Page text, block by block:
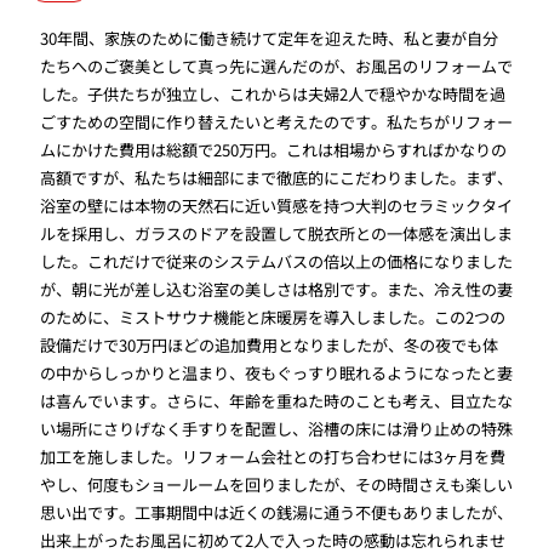
30年間、家族のために働き続けて定年を迎えた時、私と妻が自分
たちへのご褒美として真っ先に選んだのが、お風呂のリフォームで
した。子供たちが独立し、これからは夫婦2人で穏やかな時間を過
ごすための空間に作り替えたいと考えたのです。私たちがリフォー
ムにかけた費用は総額で250万円。これは相場からすればかなりの
高額ですが、私たちは細部にまで徹底的にこだわりました。まず、
浴室の壁には本物の天然石に近い質感を持つ大判のセラミックタイ
ルを採用し、ガラスのドアを設置して脱衣所との一体感を演出しま
した。これだけで従来のシステムバスの倍以上の価格になりました
が、朝に光が差し込む浴室の美しさは格別です。また、冷え性の妻
のために、ミストサウナ機能と床暖房を導入しました。この2つの
設備だけで30万円ほどの追加費用となりましたが、冬の夜でも体
の中からしっかりと温まり、夜もぐっすり眠れるようになったと妻
は喜んでいます。さらに、年齢を重ねた時のことも考え、目立たな
い場所にさりげなく手すりを配置し、浴槽の床には滑り止めの特殊
加工を施しました。リフォーム会社との打ち合わせには3ヶ月を費
やし、何度もショールームを回りましたが、その時間さえも楽しい
思い出です。工事期間中は近くの銭湯に通う不便もありましたが、
出来上がったお風呂に初めて2人で入った時の感動は忘れられませ